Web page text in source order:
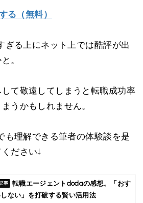
る（無料）
ぎる上にネット上では酷評が出
。
て敬遠してしまうと転職成功率
うかもしれません。
も理解できる筆者の体験談を是
ださい↓
転職エージェントdodaの感想。「おす
ない」を打破する賢い活用法